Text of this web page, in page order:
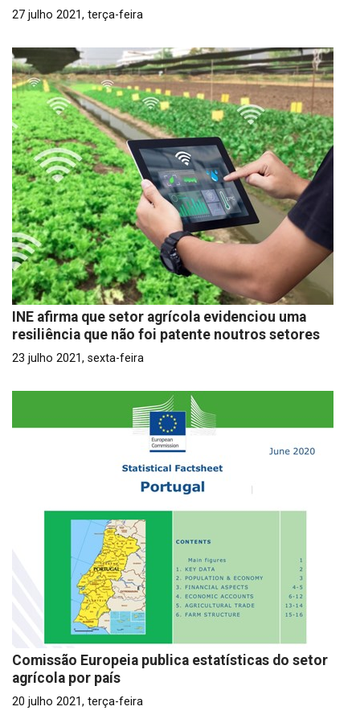
27 julho 2021, terça-feira
INE afirma que setor agrícola evidenciou uma
resiliência que não foi patente noutros setores
23 julho 2021, sexta-feira
Comissão Europeia publica estatísticas do setor
agrícola por país
20 julho 2021, terça-feira